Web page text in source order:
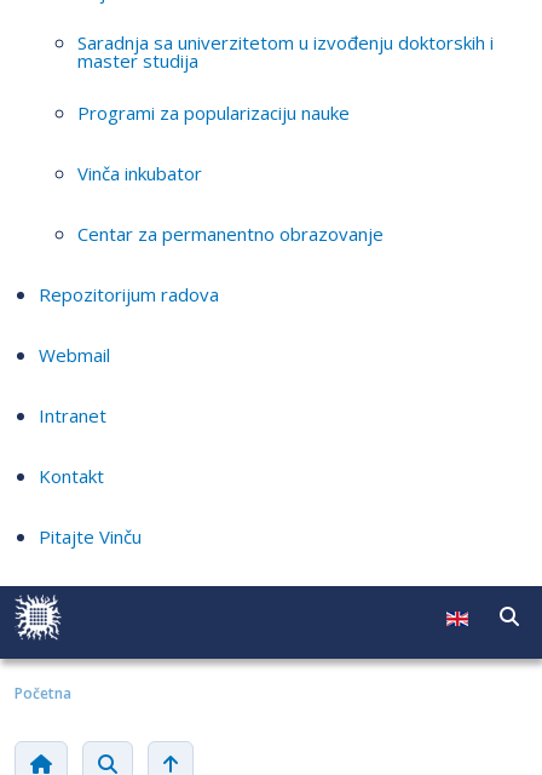
Saradnja sa univerzitetom u izvođenju doktorskih i
master studija
Programi za popularizaciju nauke
Vinča inkubator
Centar za permanentno obrazovanje
Repozitorijum radova
Webmail
Intranet
Kontakt
Pitajte Vinču
Početna